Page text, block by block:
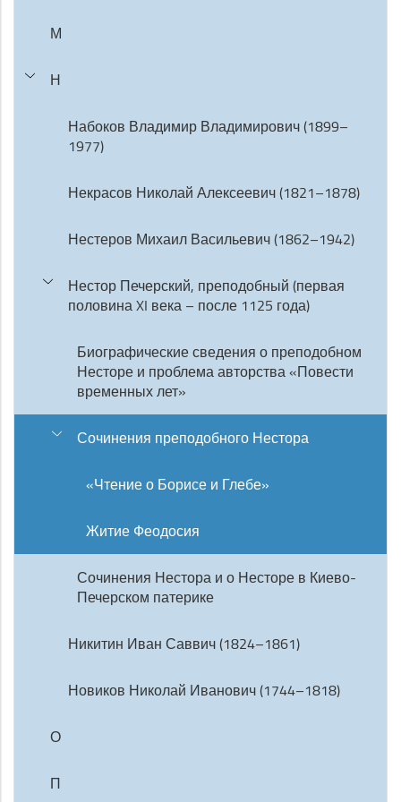
М
Н
Набоков Владимир Владимирович (1899–
1977)
Некрасов Николай Алексеевич (1821–1878)
Нестеров Михаил Васильевич (1862–1942)
Нестор Печерский, преподобный (первая
половина XI века – после 1125 года)
Биографические сведения о преподобном
Несторе и проблема авторства «Повести
временных лет»
Сочинения преподобного Нестора
«Чтение о Борисе и Глебе»
Житие Феодосия
Сочинения Нестора и о Несторе в Киево-
Печерском патерике
Никитин Иван Саввич (1824–1861)
Новиков Николай Иванович (1744–1818)
О
П